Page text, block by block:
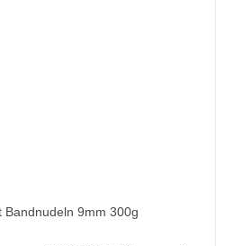
Schaut Bandnudeln 9mm 300g